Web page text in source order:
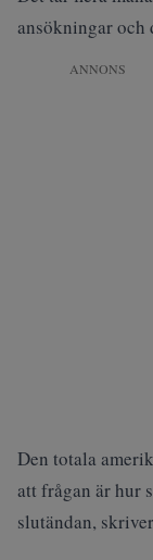
ansökningar och
ANNONS
Den totala
att frågan är hur
slutändan, skriver